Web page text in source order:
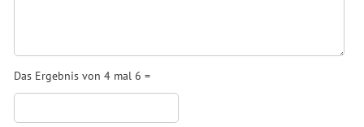
Das Ergebnis von 4 mal 6 =